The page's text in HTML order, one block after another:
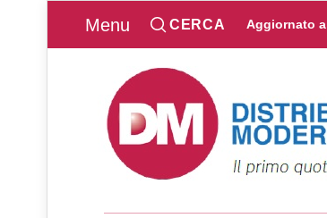
Menu CERCA Aggiornato a